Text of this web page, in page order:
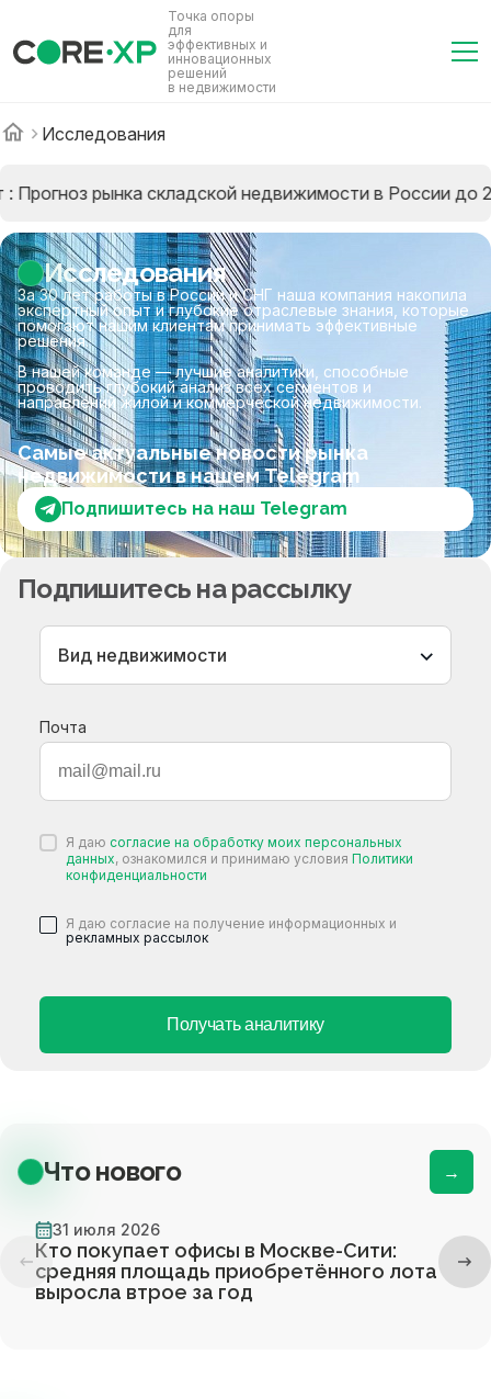
Точка опоры
для
эффективных и
инновационных
решений
в недвижимости
Исследования
рынка складской недвижимости в России до
Исследования
За 30 лет работы в России и СНГ наша компания накопила
экспертный опыт и глубокие отраслевые знания, которые
помогают нашим клиентам принимать эффективные
решения.
В нашей команде — лучшие аналитики, способные
проводить глубокий анализ всех сегментов и
направлений жилой и коммерческой недвижимости.
Cамые актуальные новости рынка
недвижимости в нашем Telegram
Подпишитесь на наш Telegram
Подпишитесь на рассылку
Вид недвижимости
Почта
Я даю согласие на обработку моих персональных
данных, ознакомился и принимаю условия Политики
конфиденциальности
Я даю согласие на получение информационных и
рекламных рассылок
Получать аналитику
Что нового →
31 июля 2026
Кто покупает офисы в Москве-Сити:
средняя площадь приобретённого лота
выросла втрое за год